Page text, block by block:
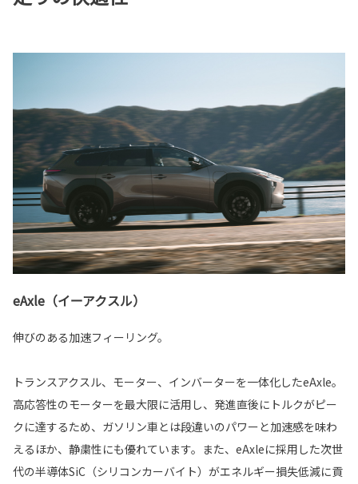
eAxle（イーアクスル）
伸びのある加速フィーリング。
トランスアクスル、モーター、インバーターを一体化したeAxle。
高応答性のモーターを最大限に活用し、発進直後にトルクがピー
クに達するため、ガソリン車とは段違いのパワーと加速感を味わ
えるほか、静粛性にも優れています。また、eAxleに採用した次世
代の半導体SiC（シリコンカーバイト）がエネルギー損失低減に貢